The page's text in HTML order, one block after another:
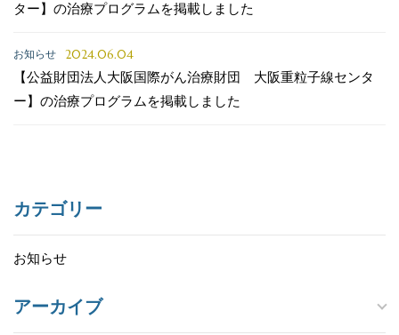
ター】の治療プログラムを掲載しました
お知らせ
2024.06.04
【公益財団法人大阪国際がん治療財団 大阪重粒子線センタ
ー】の治療プログラムを掲載しました
カテゴリー
お知らせ
アーカイブ